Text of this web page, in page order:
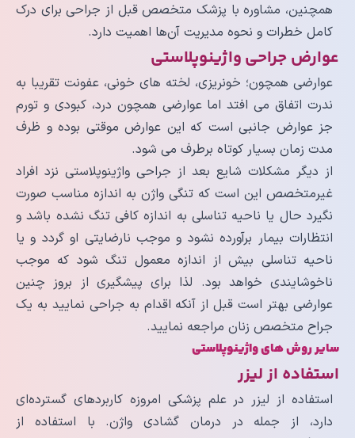
همچنین، مشاوره با پزشک متخصص قبل از جراحی برای درک
کامل خطرات و نحوه مدیریت آن‌ها اهمیت دارد.
عوارض جراحی واژینوپلاستی
عوارضی همچون؛ خونریزی، لخته های خونی، عفونت تقریبا به
ندرت اتفاق می افتد اما عوارضی همچون درد، کبودی و تورم
جز عوارض جانبی است که این عوارض موقتی بوده و ظرف
مدت زمان بسیار کوتاه برطرف می شود.
از دیگر مشکلات شایع بعد از جراحی واژینوپلاستی نزد افراد
غیرمتخصص این است که تنگی واژن به اندازه مناسب صورت
نگیرد حال یا ناحیه تناسلی به اندازه کافی تنگ نشده باشد و
انتظارات بیمار برآورده نشود و موجب نارضایتی او گردد و یا
ناحیه تناسلی بیش از اندازه معمول تنگ شود که موجب
ناخوشایندی خواهد بود. لذا برای پیشگیری از بروز چنین
عوارضی بهتر است قبل از آنکه اقدام به جراحی نمایید به یک
جراح متخصص زنان مراجعه نمایید.
سایر روش های واژینوپلاستی
استفاده از لیزر
استفاده از لیزر در علم پزشکی امروزه کاربردهای گسترده‌ای
دارد، از جمله در درمان گشادی واژن. با استفاده از